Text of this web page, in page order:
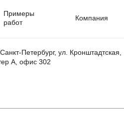
Примеры
работ
Компания
Петербург, ул. Кронштадтская,
А, офис 302